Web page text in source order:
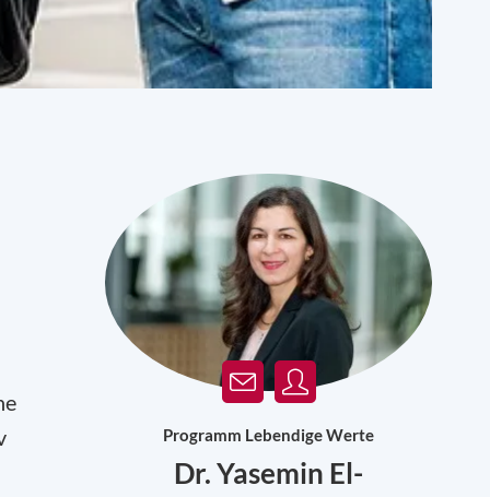
Programm Lebendige Werte
Dr. Yasemin El-